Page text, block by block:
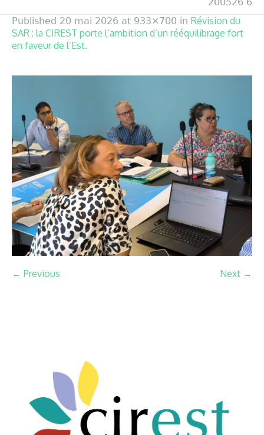
200526 6
Published 20 mai 2026 at 933×700 in Révision du
SAR : la CIREST porte l’ambition d’un rééquilibrage fort
en faveur de l’Est.
← Previous Next →